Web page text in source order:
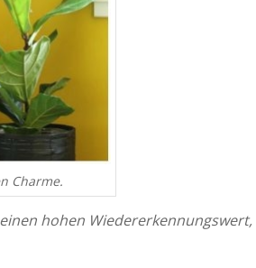
Charme.
hohen